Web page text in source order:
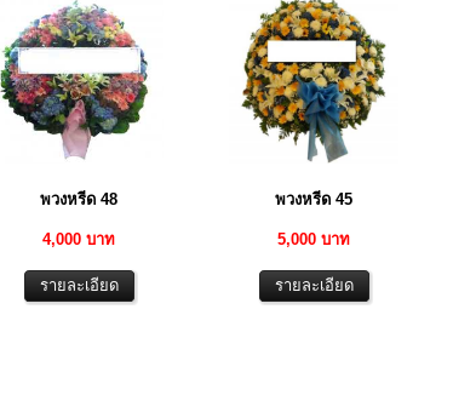
พวงหรีด 48
4,000 บาท
พวงหรีด 45
5,000 บาท